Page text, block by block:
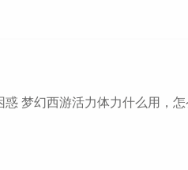
梦幻西游活力体力什么用，